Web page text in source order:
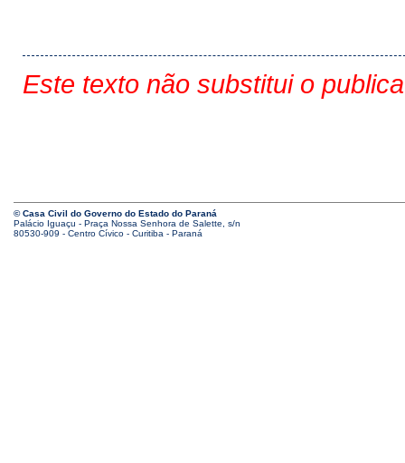
Este texto não substitui o
© Casa Civil do Governo do Estado do Paraná
Palácio Iguaçu - Praça Nossa Senhora de Salette, s/n
80530-909 - Centro Cívico - Curitiba - Paraná